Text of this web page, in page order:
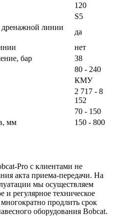
120
S5
линии
да
нет
бар
38
80 - 240
КМУ
2 717 - 8
152
70 - 150
мм
150 - 800
Pro с клиентами не
акта приема-передачи. На
мы осуществляем
и регулярное техническое
продлить срок
оборудования Bobcat.